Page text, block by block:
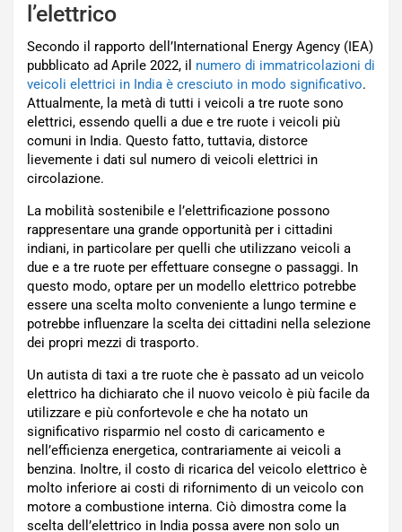
l’elettrico
Secondo il rapporto dell’International Energy Agency (IEA)
pubblicato ad Aprile 2022, il numero di immatricolazioni di
veicoli elettrici in India è cresciuto in modo significativo.
Attualmente, la metà di tutti i veicoli a tre ruote sono
elettrici, essendo quelli a due e tre ruote i veicoli più
comuni in India. Questo fatto, tuttavia, distorce
lievemente i dati sul numero di veicoli elettrici in
circolazione.
La mobilità sostenibile e l’elettrificazione possono
rappresentare una grande opportunità per i cittadini
indiani, in particolare per quelli che utilizzano veicoli a
due e a tre ruote per effettuare consegne o passaggi. In
questo modo, optare per un modello elettrico potrebbe
essere una scelta molto conveniente a lungo termine e
potrebbe influenzare la scelta dei cittadini nella selezione
dei propri mezzi di trasporto.
Un autista di taxi a tre ruote che è passato ad un veicolo
elettrico ha dichiarato che il nuovo veicolo è più facile da
utilizzare e più confortevole e che ha notato un
significativo risparmio nel costo di caricamento e
nell’efficienza energetica, contrariamente ai veicoli a
benzina. Inoltre, il costo di ricarica del veicolo elettrico è
molto inferiore ai costi di rifornimento di un veicolo con
motore a combustione interna. Ciò dimostra come la
scelta dell’elettrico in India possa avere non solo un